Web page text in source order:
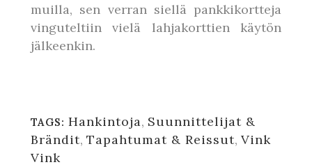
muilla, sen verran siellä pankkikortteja
vinguteltiin vielä lahjakorttien käytön
jälkeenkin.
TAGS: Hankintoja, Suunnittelijat &
Brändit, Tapahtumat & Reissut, Vink
Vink